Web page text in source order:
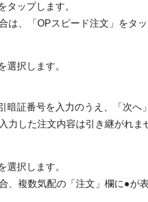
タップします。
は、「OPスピード注文」をタッ
選択します。
暗証番号を入力のうえ、「次へ
力した注文内容は引き継がれま
選択します。
、複数気配の「注文」欄に●が表